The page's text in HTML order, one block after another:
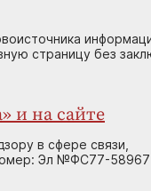
страницу без
и на сайте
в сфере связи,
номер: Эл №ФС77-58967